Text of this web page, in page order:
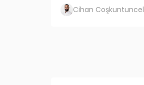
Cihan Coşkuntuncel